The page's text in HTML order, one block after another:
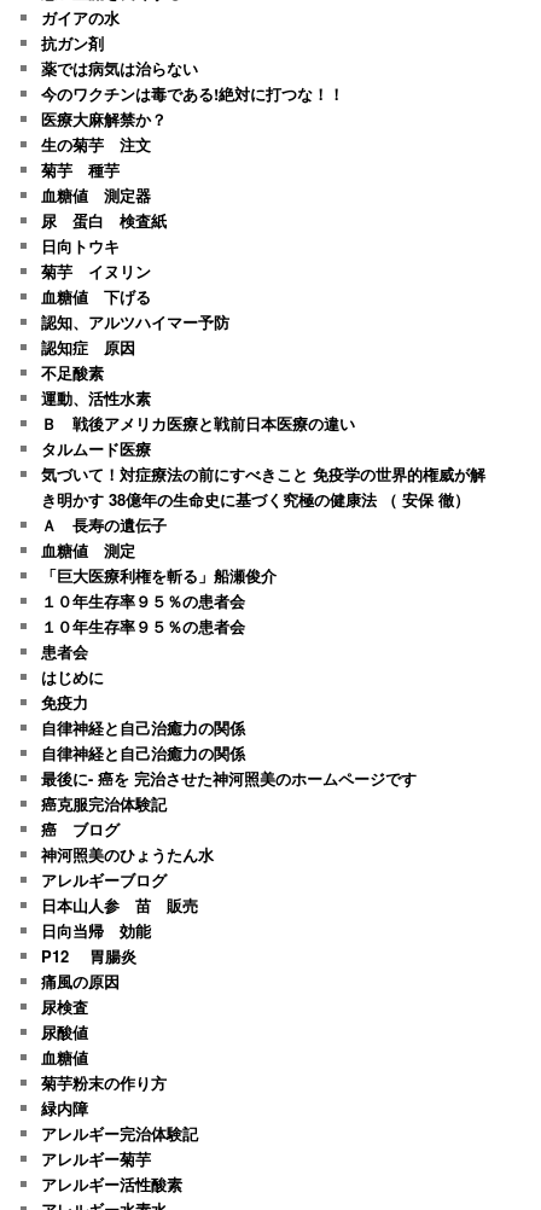
ガイアの水
抗ガン剤
薬では病気は治らない
今のワクチンは毒である!絶対に打つな！！
医療大麻解禁か？
生の菊芋 注文
菊芋 種芋
血糖値 測定器
尿 蛋白 検査紙
日向トウキ
菊芋 イヌリン
血糖値 下げる
認知、アルツハイマー予防
認知症 原因
不足酸素
運動、活性水素
Ｂ 戦後アメリカ医療と戦前日本医療の違い
タルムード医療
気づいて！対症療法の前にすべきこと 免疫学の世界的権威が解
き明かす 38億年の生命史に基づく究極の健康法 （ 安保 徹）
Ａ 長寿の遺伝子
血糖値 測定
「巨大医療利権を斬る」船瀬俊介
１０年生存率９５％の患者会
１０年生存率９５％の患者会
患者会
はじめに
免疫力
自律神経と自己治癒力の関係
自律神経と自己治癒力の関係
最後に- 癌を 完治させた神河照美のホームページです
癌克服完治体験記
癌 ブログ
神河照美のひょうたん水
アレルギーブログ
日本山人参 苗 販売
日向当帰 効能
P12 胃腸炎
痛風の原因
尿検査
尿酸値
血糖値
菊芋粉末の作り方
緑内障
アレルギー完治体験記
アレルギー菊芋
アレルギー活性酸素